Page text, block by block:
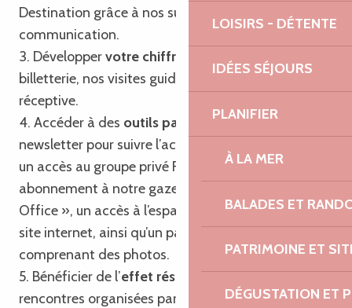
LOISIRS - DÉTENTE
IDÉES SÉJOURS
PLANIFIER
À LA MER
BALADES ET
PATRIMOINE ET
DÉGUSTATION ET
Destination grâce à nos supports de
communication.
3. Développervotre chiffre d’affaires
grâce à notre
billetterie, nos visites guidées et notre agence
réceptive.
4. Accéder à des outils partagés tels que notre
newsletter pour suivre l’actualité touristique locale,
un accès au groupe privé Facebook, un
abonnement à notre gazette « Trégor Post
Office », un accès à l’espace professionnel de notre
site internet, ainsi qu’un pack communication
comprenant des photos.
5. Bénéficier de l’effet réseau
en participant aux
rencontres organisées par l’Office de Tourisme.